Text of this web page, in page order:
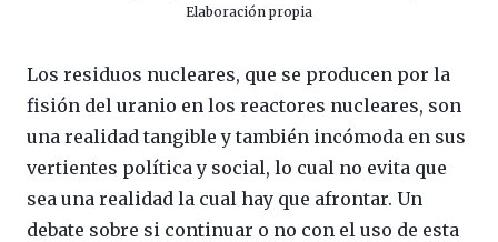
Elaboración propia
Los residuos nucleares, que se producen por la
fisión del uranio en los reactores nucleares, son
una realidad tangible y también incómoda en sus
vertientes política y social, lo cual no evita que
sea una realidad la cual hay que afrontar. Un
debate sobre si continuar o no con el uso de esta